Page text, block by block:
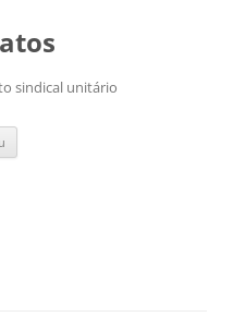
sindical unitário